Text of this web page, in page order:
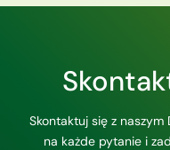
Skontaktuj się z
na każde pytanie i